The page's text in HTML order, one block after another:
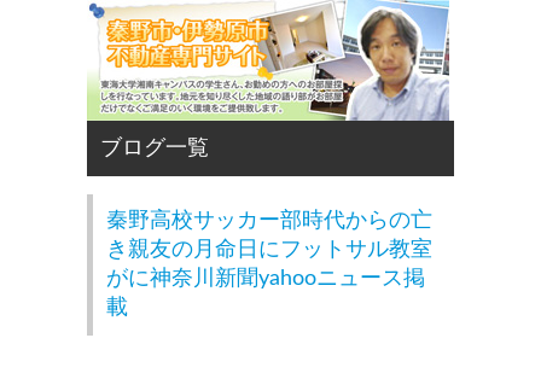
秦野高校サッカー部時代からの亡
き親友の月命日にフットサル教室
がに神奈川新聞yahooニュース掲
載